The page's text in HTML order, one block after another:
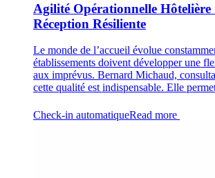
Agilité Opérationnelle
Réception Résiliente
Le monde de l’accueil évolue
établissements doivent développer une
aux imprévus. Bernard Michaud,
cette qualité est indispensable. Elle
Check-in automatiqueRead more